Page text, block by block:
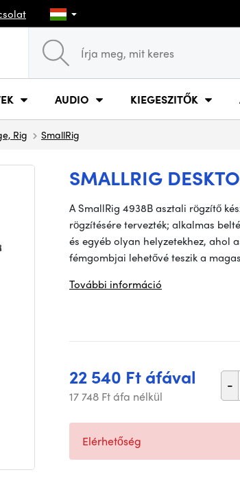
AUDIO KIEGESZITŐK
Rig SmallRig
SMALLRIG
A SmallRig 4938B asztali rögzítő
rögzítésére tervezték; alkalmas
és egyéb olyan helyzetekhez, ahol
fémgombjai lehetővé teszik a
További információ
22 540 Ft áfával
17 748 Ft áfa nélkül
-
Elérhetőség